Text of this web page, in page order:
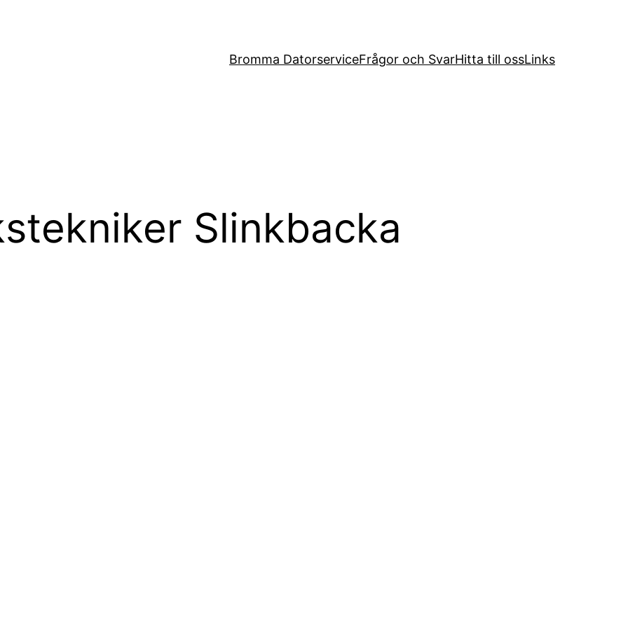
Bromma DatorserviceFrågor och SvarHitta till ossLinks
Slinkbacka